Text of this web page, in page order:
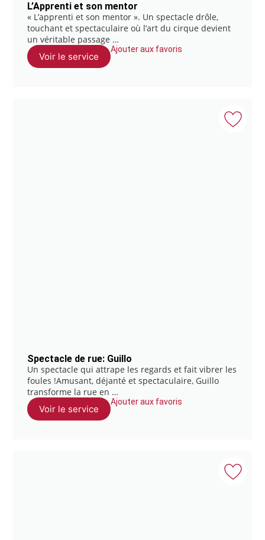
L’Apprenti et son mentor
« L’apprenti et son mentor ». Un spectacle drôle,
touchant et spectaculaire où l’art du cirque devient
un véritable passage …
Voir le service
Ajouter aux favoris
Spectacle de rue: Guillo
Un spectacle qui attrape les regards et fait vibrer les
foules !Amusant, déjanté et spectaculaire, Guillo
transforme la rue en …
Voir le service
Ajouter aux favoris